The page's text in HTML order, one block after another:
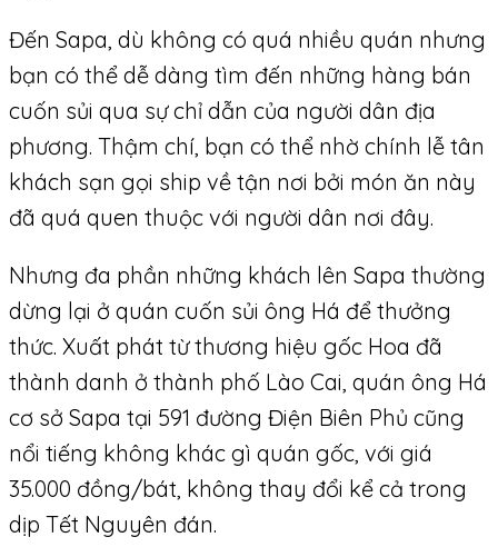
Đến Sapa, dù không có quá nhiều quán nhưng
bạn có thể dễ dàng tìm đến những hàng bán
cuốn sủi qua sự chỉ dẫn của người dân địa
phương. Thậm chí, bạn có thể nhờ chính lễ tân
khách sạn gọi ship về tận nơi bởi món ăn này
đã quá quen thuộc với người dân nơi đây.
Nhưng đa phần những khách lên Sapa thường
dừng lại ở quán cuốn sủi ông Há để thưởng
thức. Xuất phát từ thương hiệu gốc Hoa đã
thành danh ở thành phố Lào Cai, quán ông Há
cơ sở Sapa tại 591 đường Điện Biên Phủ cũng
nổi tiếng không khác gì quán gốc, với giá
35.000 đồng/bát, không thay đổi kể cả trong
dịp Tết Nguyên đán.